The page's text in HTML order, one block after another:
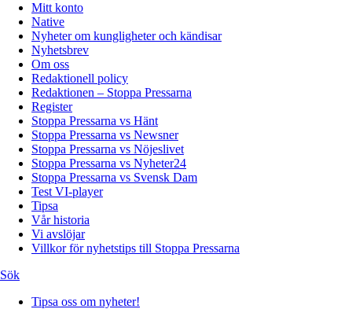
Mitt konto
Native
Nyheter om kungligheter och kändisar
Nyhetsbrev
Om oss
Redaktionell policy
Redaktionen – Stoppa Pressarna
Register
Stoppa Pressarna vs Hänt
Stoppa Pressarna vs Newsner
Stoppa Pressarna vs Nöjeslivet
Stoppa Pressarna vs Nyheter24
Stoppa Pressarna vs Svensk Dam
Test VI-player
Tipsa
Vår historia
Vi avslöjar
Villkor för nyhetstips till Stoppa Pressarna
Sök
Tipsa oss om nyheter!